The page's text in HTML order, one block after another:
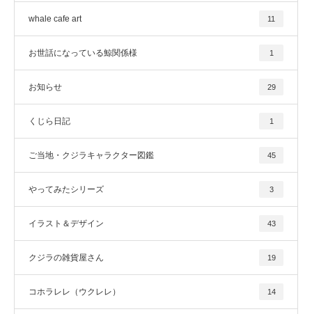
whale cafe art 11
お世話になっている鯨関係様 1
お知らせ 29
くじら日記 1
ご当地・クジラキャラクター図鑑 45
やってみたシリーズ 3
イラスト＆デザイン 43
クジラの雑貨屋さん 19
コホラレレ（ウクレレ） 14